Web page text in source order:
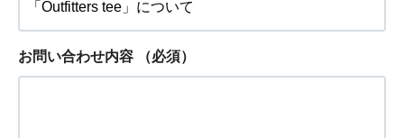
お問い合わせ内容 （必須）